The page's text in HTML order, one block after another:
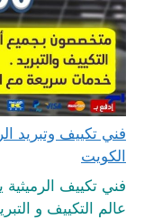
الكويت
فني تكييف
عالم التكييف و